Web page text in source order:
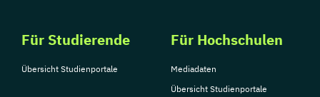
Für Studierende
Übersicht Studienportale
Für Hochschulen
Mediadaten
Übersicht Studienportale